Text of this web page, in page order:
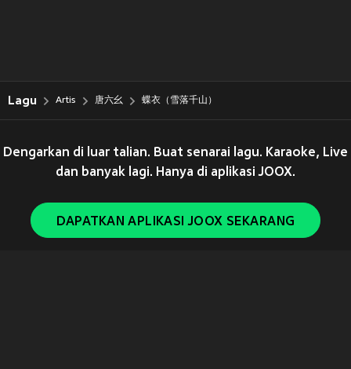
Lagu Artis 唐六幺 蝶衣（雪落千山）
Dengarkan di luar talian. Buat senarai lagu. Karaoke, Live
dan banyak lagi. Hanya di aplikasi JOOX.
DAPATKAN APLIKASI JOOX SEKARANG